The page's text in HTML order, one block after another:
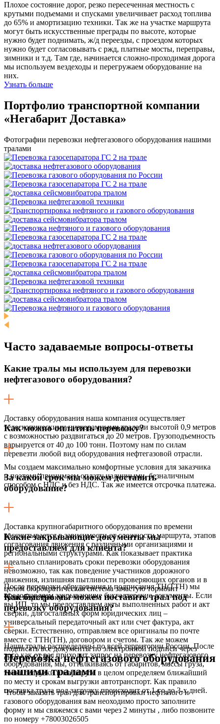
Плохое состояние дорог, резко пересеченная местность с
крутыми подъемами и спусками увеличивает расход топлива
до 65% и амортизацию техники. Так же на участке маршрута
могут быть искусственные преграды по высоте, которые
нужно будет поднимать, ж/д переезды, с проездом которых
нужно будет согласовывать с ржд, платные мосты, переправы,
зимники и т.д. Там где, начинается сложно-проходимая дорога
мы используем вездеходы и перегружаем оборудование на
них.
Узнать больше
Портфолио транспортной компании
«Негабарит Доставка»
Фотографии перевозки нефтегазового оборудования нашими
тралами
Часто задаваемые вопросы-ответы
Какие тралы мы используем для перевозки
нефтегазового оборудования?
Доставку оборудования наша компания осуществляет
телескопическими низкорамными тралами высотой 0,9 метров
с возможностью раздвигаться до 20 метров. Грузоподъемность
варьируется от 40 до 100 тонн. Поэтому нам по силам
перевезти любой вид оборудования нефтегазовой отрасли.
Как можно оплатить перевозку?
Мы создаем максимально комфортные условия для заказчика
и поэтому принимаем оплату наличными, безналичным
способом с НДС и без НДС. Так же имеется отсрочка платежа.
За какой срок мы можем доставить
оборудование?
Доставка крупногабаритного оборудования по времени
рассчитывается в зависимости от сложности маршрута, этапов
согласования движения с различными организациями и
региональными структурами. Как показывает практика
идеально спланировать сроки перевозки оборудования
невозможно, так как поведение участников дорожного
движения, излишняя пытливости проверяющих органов и в
целом бюрократическая система зачастую тормозит
транспортировку.
Какие закрывающие документы мы
предоставляем для клиента?
После перевозки обрудования и подписания ТН(ТТН) мы
предоставляем закрывающие бухгалтерские документы. Если
вы ИП, то мы предоставляем акты выполненных работ и акт
сверки, для остальных форм юридических лиц –
универсальный передаточный акт или счет фактура, акт
сверки. Естественно, отправляем все оригиналы по почте
вместе с ТТН(ТН), договором и счетом. Так же можем
подписать все документы по электронной подписи через
систему СБИС.
Как быстро мы можем поставить трал под
перевозку оборудования?
Наши тралы распределены по всей территории России. После
того как от вас приходит запрос на перевозку нефтегазового
оборудования, мы, отталкиваясь от габаритов, массы груза,
точки загрузки и маршрута в целом определяем ближайший
по месту и срокам выгрузки автотранспорт. Как правило
поставка трала под загрузку происходит от 1-го до 3-х дней.
Перевозка нефтегазового оборудования
нашими тралами
Чтобы заказать трал для транспортировки нефтяного и
газового оборудования вам неоходимо просто заполните
форму и мы свяжемся с вами через 2 минуты , либо позвоните
по номеру +78003026505